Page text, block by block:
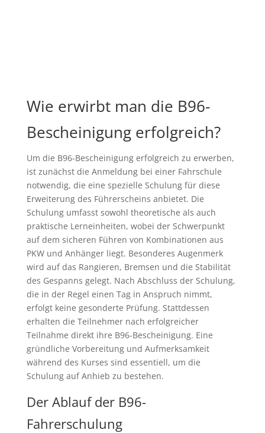
Wie erwirbt man die B96-
Bescheinigung erfolgreich?
Um die B96-Bescheinigung erfolgreich zu erwerben,
ist zunächst die Anmeldung bei einer Fahrschule
notwendig, die eine spezielle Schulung für diese
Erweiterung des Führerscheins anbietet. Die
Schulung umfasst sowohl theoretische als auch
praktische Lerneinheiten, wobei der Schwerpunkt
auf dem sicheren Führen von Kombinationen aus
PKW und Anhänger liegt. Besonderes Augenmerk
wird auf das Rangieren, Bremsen und die Stabilität
des Gespanns gelegt. Nach Abschluss der Schulung,
die in der Regel einen Tag in Anspruch nimmt,
erfolgt keine gesonderte Prüfung. Stattdessen
erhalten die Teilnehmer nach erfolgreicher
Teilnahme direkt ihre B96-Bescheinigung. Eine
gründliche Vorbereitung und Aufmerksamkeit
während des Kurses sind essentiell, um die
Schulung auf Anhieb zu bestehen.
Der Ablauf der B96-
Fahrerschulung